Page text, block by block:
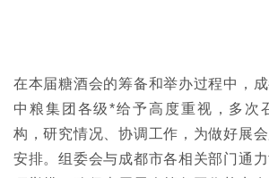
在本届糖酒会的筹备和举办过程中，
中粮集团各级*给予高度重视，多次
构，研究情况、协调工作，为做好展
安排。组委会与成都市各相关部门通